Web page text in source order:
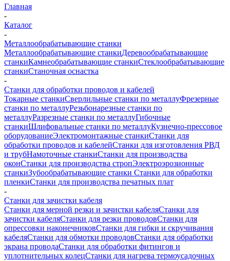
Главная
-
Каталог
-
Металлообрабатывающие станки
Металлообрабатывающие станкиДеревообрабатывающие
станкиКамнеобрабатывающие станкиСтеклообрабатывающие
станкиСтаночная оснастка
-
Станки для обработки проводов и кабелей
Токарные станкиСверлильные станки по металлуФрезерные
станки по металлуРезьбонарезные станки по
металлуРазрезные станки по металлуГибочные
станкиШлифовальные станки по металлуКузнечно-прессовое
оборудованиеЭлектромонтажные станкиСтанки для
обработки проводов и кабелейСтанки для изготовления РВД
и трубНамоточные станкиСтанки для производства
оконСтанки для производства стропЭлектроэрозионные
станкиЗубообрабатывающие станки Станки для обработки
пленкиСтанки для производства печатных плат
-
Станки для зачистки кабеля
Станки для мерной резки и зачистки кабеляСтанки для
зачистки кабеляСтанки для резки проводовСтанки для
опрессовки наконечниковСтанки для гибки и скручивания
кабеляСтанки для обмотки проводовСтанки для обработки
экрана проводаСтанки для обработки фитингов и
уплотнительных колецСтанки для нагрева термоусадочных